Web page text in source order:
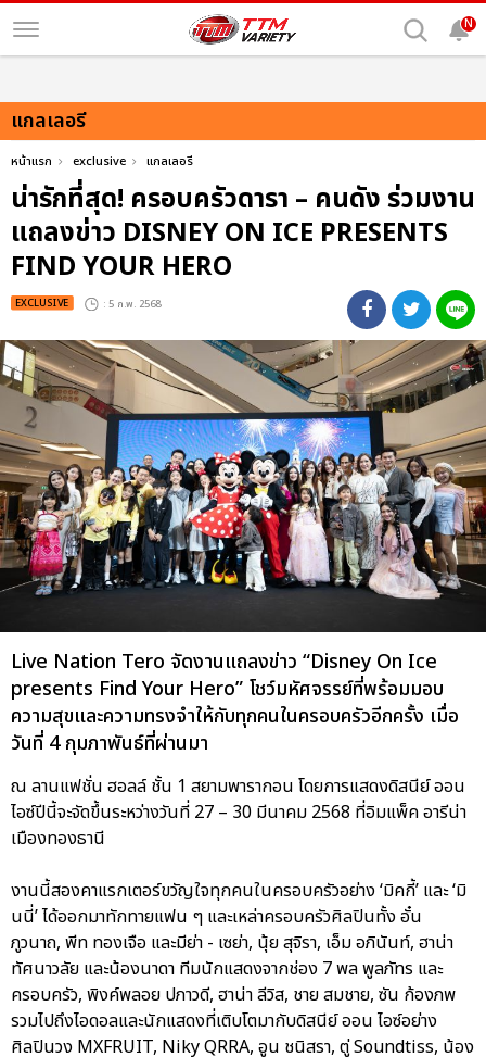
N
แกลเลอรี
หน้าแรก exclusive แกลเลอรี
น่ารักที่สุด! ครอบครัวดารา – คนดัง ร่วมงาน
แถลงข่าว DISNEY ON ICE PRESENTS
FIND YOUR HERO
EXCLUSIVE : 5 ก.พ. 2568
Live Nation Tero จัดงานแถลงข่าว “Disney On Ice
presents Find Your Hero” โชว์มหัศจรรย์ที่พร้อมมอบ
ความสุขและความทรงจำให้กับทุกคนในครอบครัวอีกครั้ง เมื่อ
วันที่ 4 กุมภาพันธ์ที่ผ่านมา
ณ ลานแฟชั่น ฮอลล์ ชั้น 1 สยามพารากอน โดยการแสดงดิสนีย์ ออน
ไอซ์ปีนี้จะจัดขึ้นระหว่างวันที่ 27 – 30 มีนาคม 2568 ที่อิมแพ็ค อารีน่า
เมืองทองธานี
งานนี้สองคาแรกเตอร์ขวัญใจทุกคนในครอบครัวอย่าง ‘มิคกี้’ และ ‘มิ
นนี่’ ได้ออกมาทักทายแฟน ๆ และเหล่าครอบครัวศิลปินทั้ง อั๋น
ภูวนาถ, พีท ทองเจือ และมีย่า - เซย่า, นุ้ย สุจิรา, เอ็ม อภินันท์, ฮาน่า
ทัศนาวลัย และน้องนาดา ทีมนักแสดงจากช่อง 7 พล พูลภัทร และ
ครอบครัว, พิงค์พลอย ปภาวดี, ฮาน่า ลีวิส, ชาย สมชาย, ซัน ก้องภพ
รวมไปถึงไอดอลและนักแสดงที่เติบโตมากับดิสนีย์ ออน ไอซ์อย่าง
ศิลปินวง MXFRUIT, Niky QRRA, อูน ชนิสรา, ตู่ Soundtiss, น้อง